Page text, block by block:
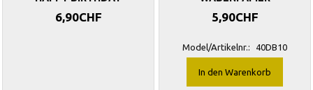
6,90CHF 5,90CHF
Model/Artikelnr.: 40DB10
In den Warenkorb